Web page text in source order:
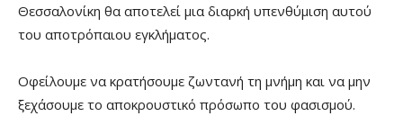
Θεσσαλονίκη θα αποτελεί μια διαρκή υπενθύμιση αυτού
του αποτρόπαιου εγκλήματος.
Οφείλουμε να κρατήσουμε ζωντανή τη μνήμη και να μην
ξεχάσουμε το αποκρουστικό πρόσωπο του φασισμού.